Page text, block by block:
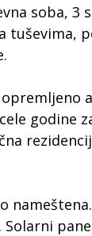
soba, 3
tuševima,
godine